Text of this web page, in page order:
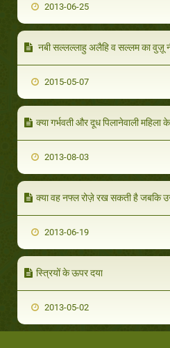
2013-06-25
नबी सल्लल्लाहु अलैहि व सल्लम का वुज़ू
2015-05-07
क्या गर्भवती और दूध पिलानेवाली महिला के
2013-08-03
क्या वह नफ्ल रोज़े रख सकती है जबकि उसके
2013-06-19
स्त्रियों के ऊपर दया
2013-05-02